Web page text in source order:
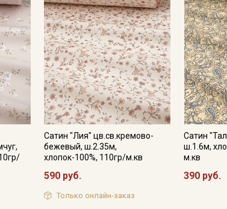
и в зависимости от партии.
Сатин "Лия" цв.св.кремово-
бежевый, ш.2.35м,
хлопок-100%, 110гр/м.кв
590 руб.
Только онлайн-заказ
Сатин
ш.1.6м,
м.кв
390 руб.